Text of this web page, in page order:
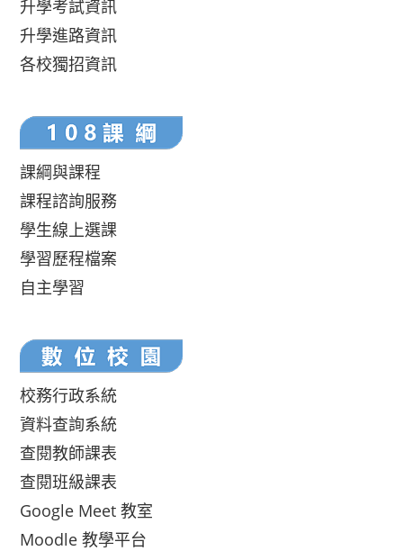
升學考試資訊
升學進路資訊
各校獨招資訊
課綱與課程
課程諮詢服務
學生線上選課
學習歷程檔案
自主學習
校務行政系統
資料查詢系統
查閱教師課表
查閱班級課表
Google Meet 教室
Moodle 教學平台